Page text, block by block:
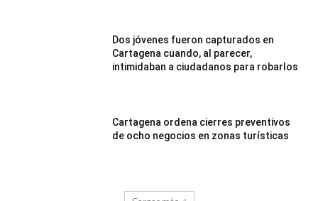
Dos jóvenes fueron capturados en
Cartagena cuando, al parecer,
intimidaban a ciudadanos para robarlos
Cartagena ordena cierres preventivos
de ocho negocios en zonas turísticas